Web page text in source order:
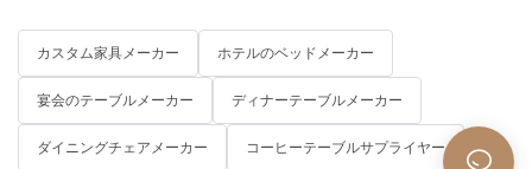
カスタム家具メーカー ホテルのベッドメーカー
宴会のテーブルメーカー ディナーテーブルメーカー
ダイニングチェアメーカー コーヒーテーブルサプライヤー